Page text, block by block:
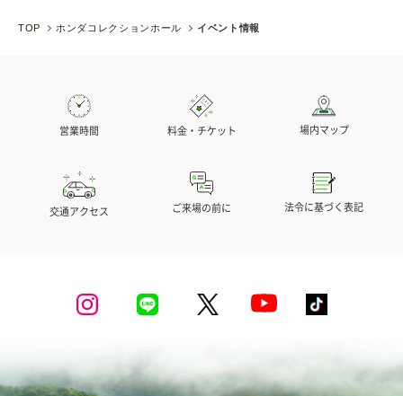
TOP ホンダコレクションホール イベント情報
営業時間 料金・チケット 場内マップ
交通アクセス ご来場の前に 法令に基づく表記